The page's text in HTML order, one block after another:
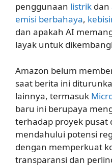
penggunaan listrik dan
emisi berbahaya,
dan apakah AI
layak untuk
Amazon belum
saat berita ini
lainnya, termasuk
baru ini berupaya
terhadap proyek pusat
mendahului potensi
dengan memperkuat
transparansi dan